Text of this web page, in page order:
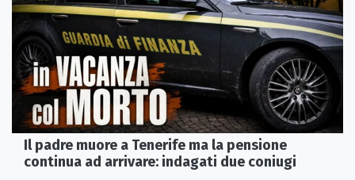
Il padre muore a Tenerife ma la pensione
continua ad arrivare: indagati due coniugi